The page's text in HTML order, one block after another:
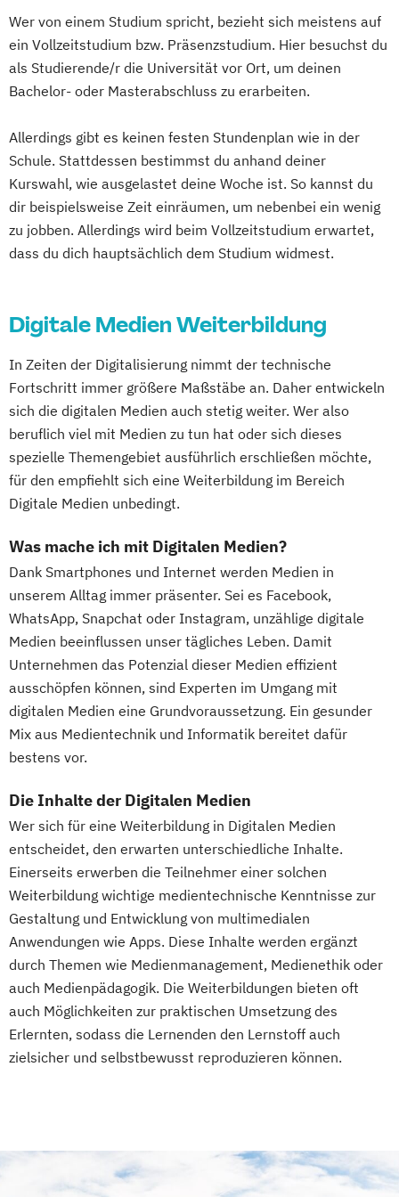
Wer von einem Studium spricht, bezieht sich meistens auf
ein Vollzeitstudium bzw. Präsenzstudium. Hier besuchst du
als Studierende/r die Universität vor Ort, um deinen
Bachelor- oder Masterabschluss zu erarbeiten.
Allerdings gibt es keinen festen Stundenplan wie in der
Schule. Stattdessen bestimmst du anhand deiner
Kurswahl, wie ausgelastet deine Woche ist. So kannst du
dir beispielsweise Zeit einräumen, um nebenbei ein wenig
zu jobben. Allerdings wird beim Vollzeitstudium erwartet,
dass du dich hauptsächlich dem Studium widmest.
Digitale Medien Weiterbildung
In Zeiten der Digitalisierung nimmt der technische
Fortschritt immer größere Maßstäbe an. Daher entwickeln
sich die digitalen Medien auch stetig weiter. Wer also
beruflich viel mit Medien zu tun hat oder sich dieses
spezielle Themengebiet ausführlich erschließen möchte,
für den empfiehlt sich eine Weiterbildung im Bereich
Digitale Medien unbedingt.
Was mache ich mit Digitalen Medien?
Dank Smartphones und Internet werden Medien in
unserem Alltag immer präsenter. Sei es Facebook,
WhatsApp, Snapchat oder Instagram, unzählige digitale
Medien beeinflussen unser tägliches Leben. Damit
Unternehmen das Potenzial dieser Medien effizient
ausschöpfen können, sind Experten im Umgang mit
digitalen Medien eine Grundvoraussetzung. Ein gesunder
Mix aus Medientechnik und Informatik bereitet dafür
bestens vor.
Die Inhalte der Digitalen Medien
Wer sich für eine Weiterbildung in Digitalen Medien
entscheidet, den erwarten unterschiedliche Inhalte.
Einerseits erwerben die Teilnehmer einer solchen
Weiterbildung wichtige medientechnische Kenntnisse zur
Gestaltung und Entwicklung von multimedialen
Anwendungen wie Apps. Diese Inhalte werden ergänzt
durch Themen wie Medienmanagement, Medienethik oder
auch Medienpädagogik. Die Weiterbildungen bieten oft
auch Möglichkeiten zur praktischen Umsetzung des
Erlernten, sodass die Lernenden den Lernstoff auch
zielsicher und selbstbewusst reproduzieren können.